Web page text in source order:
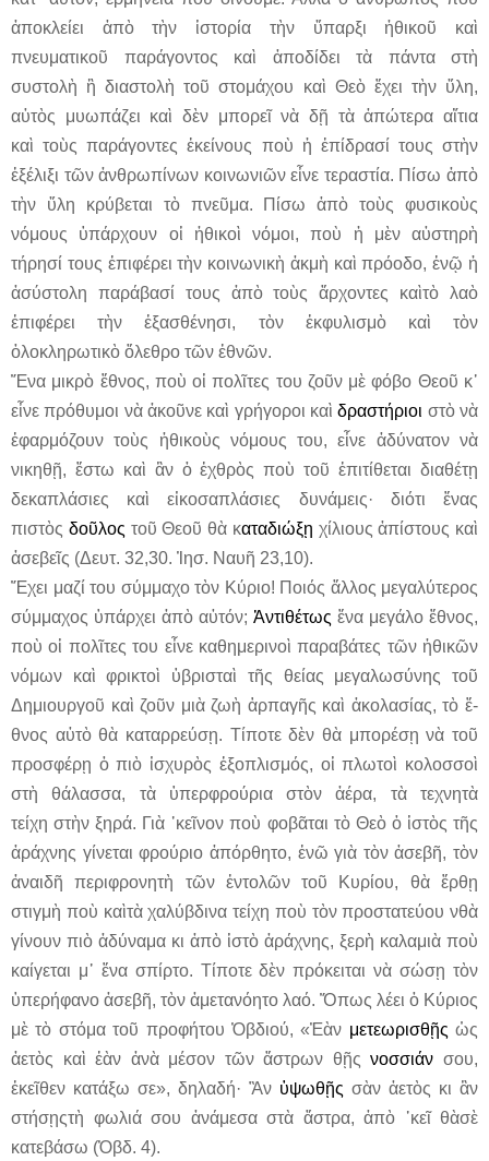
ἀποκλείει ἀπὸ τὴν ἱστορία τὴν ὕπαρξι ἠθικοῦ καὶ
πνευματικοῦ παράγοντος καὶ ἀποδίδει τὰ πάντα στὴ
συστολὴ ἢ διαστολὴ τοῦ στομάχου καὶ Θεὸ ἔχει τὴν ὕλη,
αὐτὸς μυωπάζει καὶ δὲν μπορεῖ νὰ δῇ τὰ ἀπώτερα αἴτια
καὶ τοὺς παράγοντες ἐκείνους ποὺ ἡ ἐπίδρασί τους στὴν
ἐξέλιξι τῶν ἀνθρωπίνων κοινωνιῶν εἶνε τεραστία. Πίσω ἀπὸ
τὴν ὕλη κρύβεται τὸ πνεῦμα. Πίσω ἀπὸ τοὺς φυσικοὺς
νόμους ὑπάρχουν οἱ ἠθικοὶ νόμοι, ποὺ ἡ μὲν αὐστηρὴ
τήρησί τους ἐπιφέρει τὴν κοινωνικὴ ἀκμὴ καὶ πρόοδο, ἐνῷ ἡ
ἀσύστολη παράβασί τους ἀπὸ τοὺς ἄρχοντες καὶτὸ λαὸ
ἐπιφέρει τὴν ἐξασθένησι, τὸν ἐκφυλισμὸ καὶ τὸν
ὁλοκληρωτικὸ ὄλεθρο τῶν ἐθνῶν.
Ἕνα μικρὸ ἔθνος, ποὺ οἱ πολῖτες του ζοῦν μὲ φόβο Θεοῦ κ᾽
εἶνε πρόθυμοι νὰ ἀκοῦνε καὶ γρήγοροι καὶδραστήριοι στὸ νὰ
ἐφαρμόζουν τοὺς ἠθικοὺς νόμους του, εἶνε ἀδύνατον νὰ
νικηθῇ, ἔστω καὶ ἂν ὁ ἐχθρὸς ποὺ τοῦ ἐπιτίθεται διαθέτῃ
δεκαπλάσιες καὶ εἰκοσαπλάσιες δυνάμεις· διότι ἕνας
πιστὸς δοῦλος τοῦ Θεοῦ θὰ καταδιώξῃ χίλιους ἀπίστους καὶ
ἀσεβεῖς (Δευτ. 32,30. Ἰησ. Ναυῆ 23,10).
Ἔχει μαζί του σύμμαχο τὸν Κύριο! Ποιός ἄλλος μεγαλύτερος
σύμμαχος ὑπάρχει ἀπὸ αὐτόν; Ἀντιθέτως ἕνα μεγάλο ἔθνος,
ποὺ οἱ πολῖτες του εἶνε καθημερινοὶ παραβάτες τῶν ἠθικῶν
νόμων καὶ φρικτοὶ ὑβρισταὶ τῆς θείας μεγαλωσύνης τοῦ
Δημιουργοῦ καὶ ζοῦν μιὰ ζωὴ ἁρπαγῆς καὶ ἀκολασίας, τὸ ἔ-
θνος αὐτὸ θὰ καταρρεύσῃ. Τίποτε δὲν θὰ μπορέσῃ νὰ τοῦ
προσφέρῃ ὁ πιὸ ἰσχυρὸς ἐξοπλισμός, οἱ πλωτοὶ κολοσσοὶ
στὴ θάλασσα, τὰ ὑπερφρούρια στὸν ἀέρα, τὰ τεχνητὰ
τείχη στὴν ξηρά. Γιὰ ᾽κεῖνον ποὺ φοβᾶται τὸ Θεὸ ὁ ἱστὸς τῆς
ἀράχνης γίνεται φρούριο ἀπόρθητο, ἐνῶ γιὰ τὸν ἀσεβῆ, τὸν
ἀναιδῆ περιφρονητὴ τῶν ἐντολῶν τοῦ Κυρίου, θὰ ἔρθῃ
στιγμὴ ποὺ καὶτὰ χαλύβδινα τείχη ποὺ τὸν προστατεύου νθὰ
γίνουν πιὸ ἀδύναμα κι ἀπὸ ἱστὸ ἀράχνης, ξερὴ καλαμιὰ ποὺ
καίγεται μ᾽ ἕνα σπίρτο. Τίποτε δὲν πρόκειται νὰ σώσῃ τὸν
ὑπερήφανο ἀσεβῆ, τὸν ἀμετανόητο λαό. Ὅπως λέει ὁ Κύριος
μὲ τὸ στόμα τοῦ προφήτου Ὀβδιού, «Ἐὰν μετεωρισθῇς ὡς
ἀετὸς καὶ ἐὰν ἀνὰ μέσον τῶν ἄστρων θῇςνοσσιάν σου,
ἐκεῖθεν κατάξω σε», δηλαδή· Ἂν ὑψωθῇς σὰν ἀετὸς κι ἂν
στήσῃςτὴ φωλιά σου ἀνάμεσα στὰ ἄστρα, ἀπὸ ᾽κεῖ θὰσὲ
κατεβάσω (Ὀβδ. 4).